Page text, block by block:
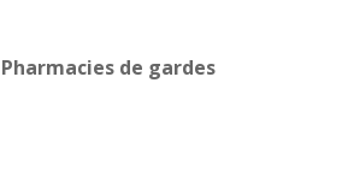
Pharmacies de gardes